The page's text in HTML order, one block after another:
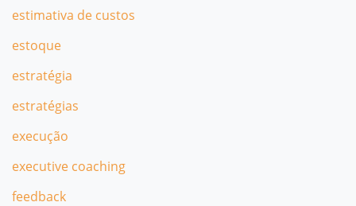
estimativa de custos
estoque
estratégia
estratégias
execução
executive coaching
feedback